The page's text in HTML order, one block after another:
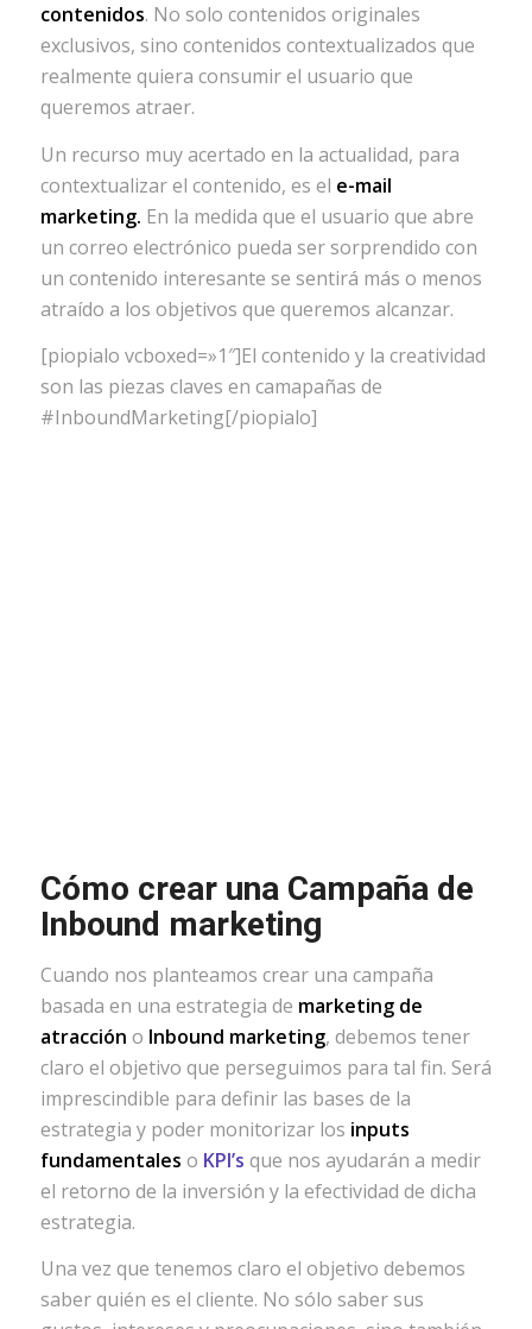
contenidos. No solo contenidos originales
exclusivos, sino contenidos contextualizados que
realmente quiera consumir el usuario que
queremos atraer.
Un recurso muy acertado en la actualidad, para
contextualizar el contenido, es el e-mail
marketing. En la medida que el usuario que abre
un correo electrónico pueda ser sorprendido con
un contenido interesante se sentirá más o menos
atraído a los objetivos que queremos alcanzar.
[piopialo vcboxed=»1″]El contenido y la creatividad
son las piezas claves en camapañas de
#InboundMarketing[/piopialo]
Cómo crear una Campaña de
Inbound marketing
Cuando nos planteamos crear una campaña
basada en una estrategia de marketing de
atracción o Inbound marketing, debemos tener
claro el objetivo que perseguimos para tal fin. Será
imprescindible para definir las bases de la
estrategia y poder monitorizar los inputs
fundamentales o KPI’s que nos ayudarán a medir
el retorno de la inversión y la efectividad de dicha
estrategia.
Una vez que tenemos claro el objetivo debemos
saber quién es el cliente. No sólo saber sus